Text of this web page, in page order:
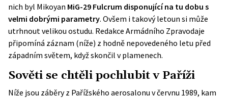
nich byl Mikoyan MiG-29 Fulcrum disponující na tu dobu s
velmi dobrými parametry. Ovšem i takový letoun si může
utrhnout velikou ostudu. Redakce Armádního Zpravodaje
připomíná záznam (níže) z hodně nepovedeného letu před
západním světem, když skončil v plamenech.
Sověti se chtěli pochlubit v Paříži
Níže jsou záběry z Pařížského aerosalonu v červnu 1989, kam